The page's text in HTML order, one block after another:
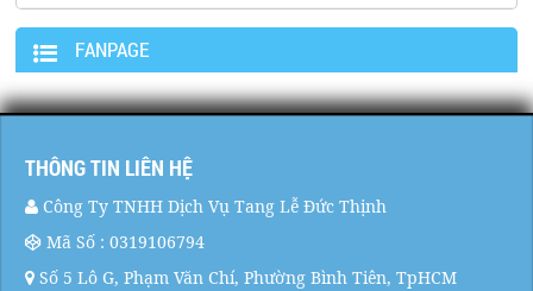
FANPAGE
THÔNG TIN LIÊN HỆ
Công Ty TNHH Dịch Vụ Tang Lễ Đức Thịnh
Mã Số : 0319106794
Số 5 Lô G, Phạm Văn Chí, Phường Bình Tiên, TpHCM